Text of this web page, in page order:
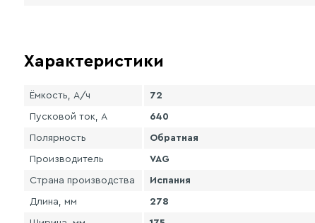
Характеристики
Ёмкость, А/ч 72
Пусковой ток, А 640
Полярность Обратная
Производитель VAG
Страна производства Испания
Длина, мм 278